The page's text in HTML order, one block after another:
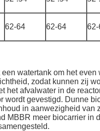
62-64 62-64
watertank om het
zodat kunnen zij
het afvalwater in de
wordt gevestigd. Dunne
in aanwezigheid
MBBR meer biocarrier